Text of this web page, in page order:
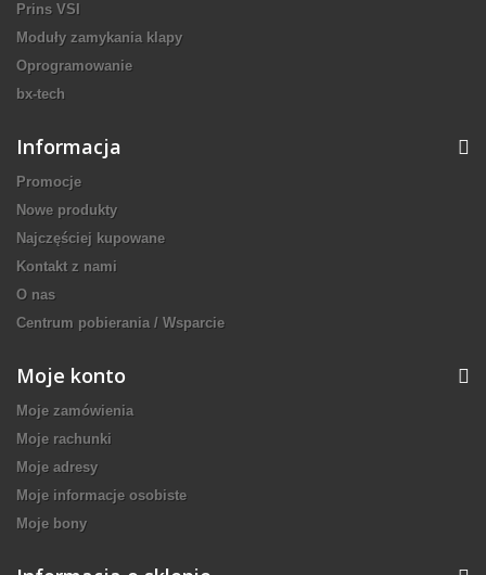
Prins VSI
Moduły zamykania klapy
Oprogramowanie
bx-tech
Informacja
Promocje
Nowe produkty
Najczęściej kupowane
Kontakt z nami
O nas
Centrum pobierania / Wsparcie
Moje konto
Moje zamówienia
Moje rachunki
Moje adresy
Moje informacje osobiste
Moje bony